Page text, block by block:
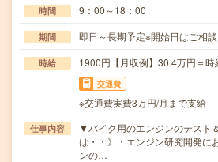
時間 9：00～18：00
期間 即日～長期予定※開始日はご相談
時給 1900円【月収例】30.4万円＝
交通費
※交通費実費3万円/月まで支給
仕事内容
▼バイク用のエンジンのテスト
は・・》・エンジン研究開発に
ンの…